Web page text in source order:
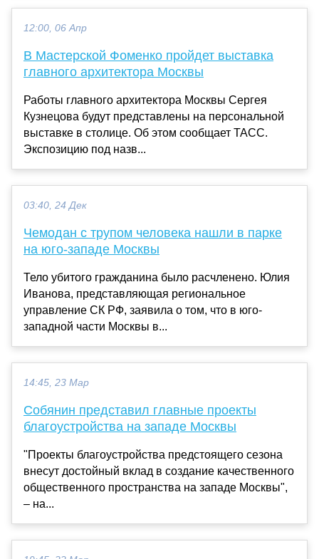
12:00, 06 Апр
В Мастерской Фоменко пройдет выставка
главного архитектора Москвы
Работы главного архитектора Москвы Сергея
Кузнецова будут представлены на персональной
выставке в столице. Об этом сообщает ТАСС.
Экспозицию под назв...
03:40, 24 Дек
Чемодан с трупом человека нашли в парке
на юго-западе Москвы
Тело убитого гражданина было расчленено. Юлия
Иванова, представляющая региональное
управление СК РФ, заявила о том, что в юго-
западной части Москвы в...
14:45, 23 Мар
Собянин представил главные проекты
благоустройства на западе Москвы
"Проекты благоустройства предстоящего сезона
внесут достойный вклад в создание качественного
общественного пространства на западе Москвы",
– на...